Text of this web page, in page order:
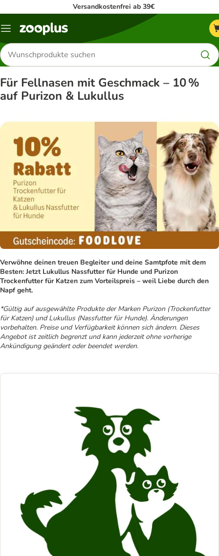
Versandkostenfrei ab 39€
Menü
Produkte
suchen
Für Fellnasen mit Geschmack – 10 %
auf Purizon & Lukullus
Verwöhne deinen treuen Begleiter und deine Samtpfote mit dem
Besten: Jetzt Lukullus Nassfutter für Hunde und Purizon
Trockenfutter für Katzen zum Vorteilspreis – weil Liebe durch den
Napf geht.
*Gültig auf ausgewählte Produkte der Marken Purizon (Trockenfutter
für Katzen) und Lukullus (Nassfutter für Hunde). Änderungen
vorbehalten. Preise und Verfügbarkeit können sich ändern. Dieses
Angebot ist zeitlich begrenzt und kann jederzeit ohne vorherige
Ankündigung geändert oder beendet werden.